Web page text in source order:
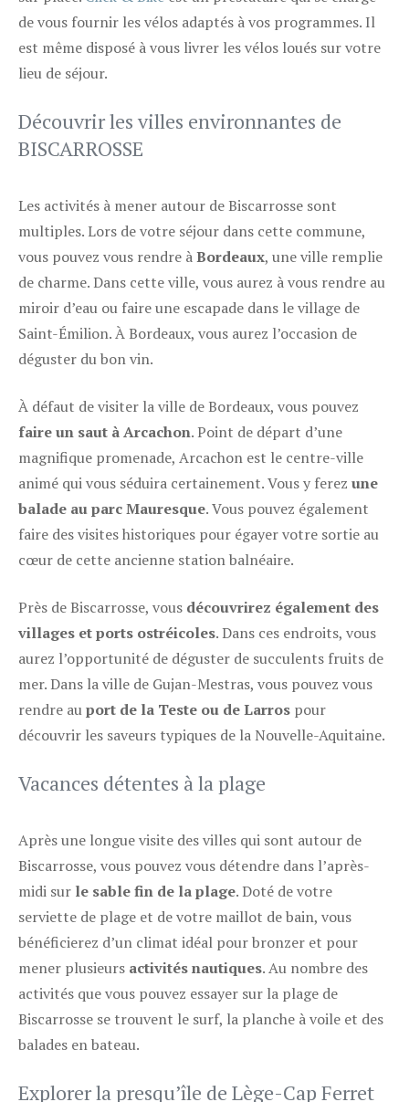
de vous fournir les vélos adaptés à vos programmes. Il
est même disposé à vous livrer les vélos loués sur votre
lieu de séjour.
Découvrir les villes environnantes de
BISCARROSSE
Les activités à mener autour de Biscarrosse sont
multiples. Lors de votre séjour dans cette commune,
vous pouvez vous rendre àBordeaux, une ville remplie
de charme. Dans cette ville, vous aurez à vous rendre au
miroir d’eau ou faire une escapade dans le village de
Saint-Émilion. À Bordeaux, vous aurez l’occasion de
déguster du bon vin.
À défaut de visiter la ville de Bordeaux, vous pouvez
faire un saut à Arcachon. Point de départ d’une
magnifique promenade, Arcachon est le centre-ville
animé qui vous séduira certainement. Vous y ferez une
balade au parc Mauresque. Vous pouvez également
faire des visites historiques pour égayer votre sortie au
cœur de cette ancienne station balnéaire.
Près de Biscarrosse, vous découvrirez également des
villages et ports ostréicoles. Dans ces endroits, vous
aurez l’opportunité de déguster de succulents fruits de
mer. Dans la ville de Gujan-Mestras, vous pouvez vous
rendre auport de la Teste ou de Larros pour
découvrir les saveurs typiques de la Nouvelle-Aquitaine.
Vacances détentes à la plage
Après une longue visite des villes qui sont autour de
Biscarrosse, vous pouvez vous détendre dans l’après-
midi sur le sable fin de la plage. Doté de votre
serviette de plage et de votre maillot de bain, vous
bénéficierez d’un climat idéal pour bronzer et pour
mener plusieurs activités nautiques. Au nombre des
activités que vous pouvez essayer sur la plage de
Biscarrosse se trouvent le surf, la planche à voile et des
balades en bateau.
Explorer la presqu’île de Lège-Cap Ferret